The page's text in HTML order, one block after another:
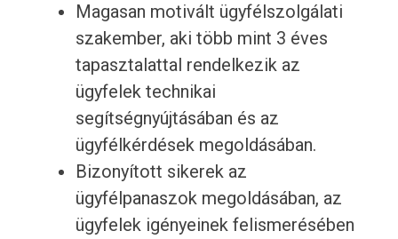
Magasan motivált ügyfélszolgálati
szakember, aki több mint 3 éves
tapasztalattal rendelkezik az
ügyfelek technikai
segítségnyújtásában és az
ügyfélkérdések megoldásában.
Bizonyított sikerek az
ügyfélpanaszok megoldásában, az
ügyfelek igényeinek felismerésében